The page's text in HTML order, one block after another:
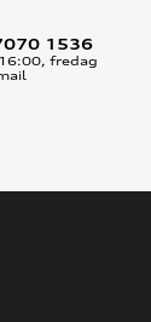
1536
fredag